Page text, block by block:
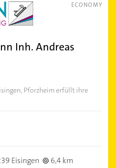
ECONOMY
Inh. Andreas
Pforzheim erfüllt ihre
Eisingen
6,4 km